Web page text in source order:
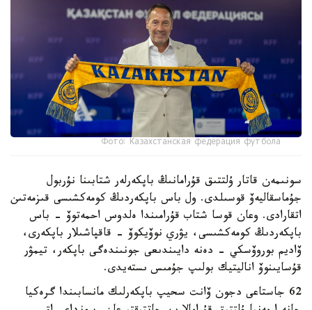
Фото: Казахстанская федерация футбола
سونىمەن قاتار ۇلتتىق قۇرامانىڭ باپكەرلەر شتابىنا نۇربول
جۇماسقاليەۆ قوسىلدى. ول باس باپكەردىڭ كومەكشىسى قىزمەتىن
اتقارادى. وعان قوسا شتاب قۇرامىندا ەلدوس احمەتوۆ - باس
باپكەردىڭ كومەكشىسى، يۋري نوۆيكوۆ - قاقپاشىلار باپكەرى،
ۆاديم بوروۆسكي - دەنە دايىندىعى جونىندەگى باپكەر، تيمۋر
قۇسايىنوۆ اناليتيك بولىپ جۇمىس ىستەيدى.
62 جاستاعى دجون ۆانت سحيپ باپكەرلىك مانسابىندا گرەكيا